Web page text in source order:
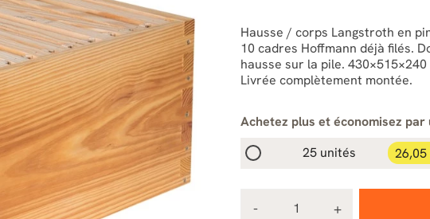
Hausse / corps Langstroth en
10 cadres Hoffmann déjà filés.
hausse sur la pile.
Livrée complètement montée.
Achetez plus et économisez par
25 unités